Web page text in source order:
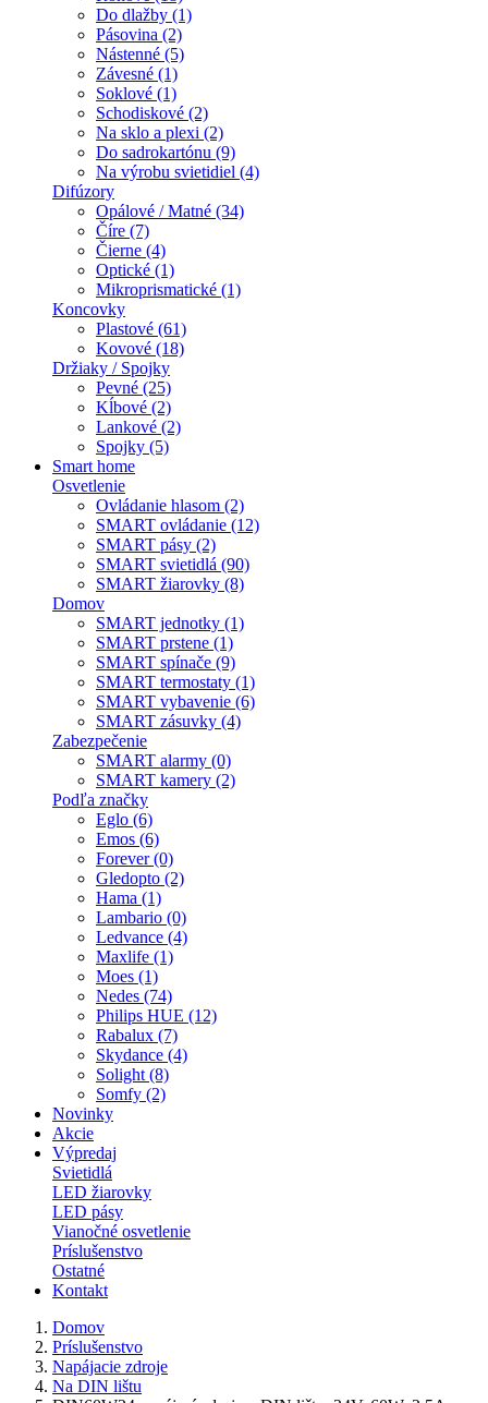
Do dlažby (1)
Pásovina (2)
Nástenné (5)
Závesné (1)
Soklové (1)
Schodiskové (2)
Na sklo a plexi (2)
Do sadrokartónu (9)
Na výrobu svietidiel (4)
Difúzory
Opálové / Matné (34)
Číre (7)
Čierne (4)
Optické (1)
Mikroprismatické (1)
Koncovky
Plastové (61)
Kovové (18)
Držiaky / Spojky
Pevné (25)
Kĺbové (2)
Lankové (2)
Spojky (5)
Smart home
Osvetlenie
Ovládanie hlasom (2)
SMART ovládanie (12)
SMART pásy (2)
SMART svietidlá (90)
SMART žiarovky (8)
Domov
SMART jednotky (1)
SMART prstene (1)
SMART spínače (9)
SMART termostaty (1)
SMART vybavenie (6)
SMART zásuvky (4)
Zabezpečenie
SMART alarmy (0)
SMART kamery (2)
Podľa značky
Eglo (6)
Emos (6)
Forever (0)
Gledopto (2)
Hama (1)
Lambario (0)
Ledvance (4)
Maxlife (1)
Moes (1)
Nedes (74)
Philips HUE (12)
Rabalux (7)
Skydance (4)
Solight (8)
Somfy (2)
Novinky
Akcie
Výpredaj
Svietidlá
LED žiarovky
LED pásy
Vianočné osvetlenie
Príslušenstvo
Ostatné
Kontakt
Domov
Príslušenstvo
Napájacie zdroje
Na DIN lištu